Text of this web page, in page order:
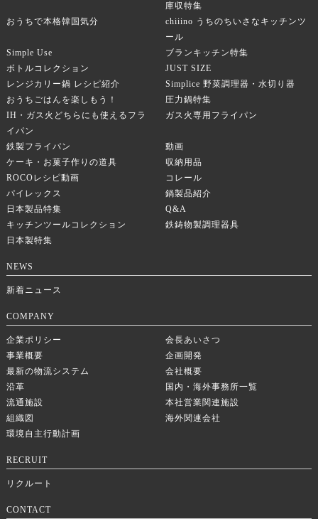
庫収特集
おうちで本格韓国気分
chiiino うちのちいさなキッチンツ
ール
Simple Use
ブランキッチン特集
ボトルコレクション
JUST SIZE
レンジカリー鍋 レシピ紹介
Simplice 野菜調理器・水切り器
おうちごはんを楽しもう！
圧力鍋特集
IH・ガス火どちらにも使えるフラ
イパン
ガス火専用フライパン
鉄製フライパン
動画
ケーキ・お菓子作りの道具
収納用品
ROCOレシピ動画
コレール
パイレックス
鍋製品紹介
日本製品特集
Q&A
キッチンツールコレクション
鉄鋳物製調理器具
日本製特集
NEWS
新着ニュース
COMPANY
企業ポリシー
会長あいさつ
事業概要
企画開発
最新の物流システム
会社概要
沿革
国内・海外事務所一覧
流通施設
本社営業関連施設
組織図
海外関連会社
環境自主行動計画
RECRUIT
リクルート
CONTACT